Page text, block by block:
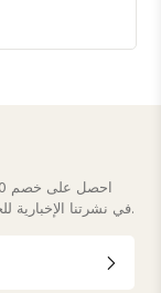
في نشرتنا الإخبارية للحصول على الإلهام والإطلاقات الحصرية ونصائح النوم.